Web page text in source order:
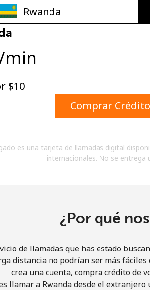
Una letra mayúscula y una
acuerdo con estos
Términos y
Únete
min
⁦$10⁩
Comprar
es una tarjeta de llamadas digital
internacionales. No se entrega
¿Por qué
de llamadas que has estado
distancia no podrían ser más
crea una cuenta, compra crédito de
llamar a Rwanda desde el